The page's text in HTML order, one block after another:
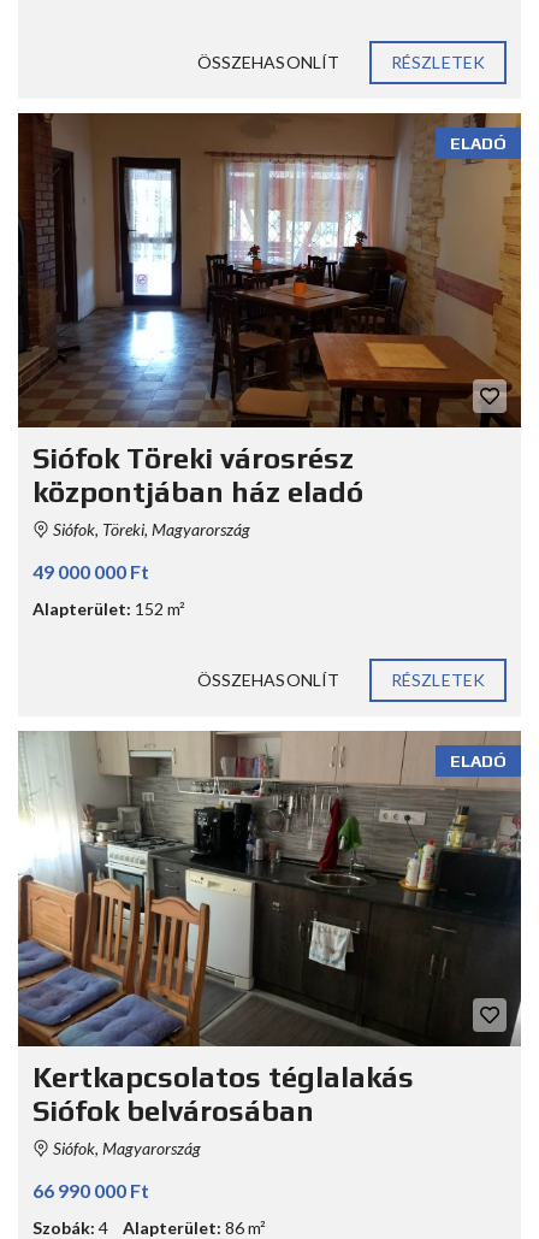
ÖSSZEHASONLÍT RÉSZLETEK
ELADÓ
Siófok Töreki városrész
központjában ház eladó
Siófok, Töreki, Magyarország
49 000 000 Ft
Alapterület: 152 m²
ÖSSZEHASONLÍT RÉSZLETEK
ELADÓ
Kertkapcsolatos téglalakás
Siófok belvárosában
Siófok, Magyarország
66 990 000 Ft
Szobák: 4 Alapterület: 86 m²